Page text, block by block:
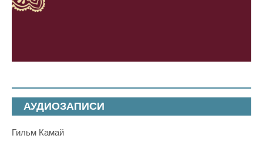
АУДИОЗАПИСИ
Гильм Камай